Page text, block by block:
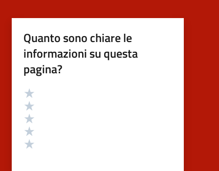
Quanto sono chiare le
informazioni su questa
pagina?
Valutazione